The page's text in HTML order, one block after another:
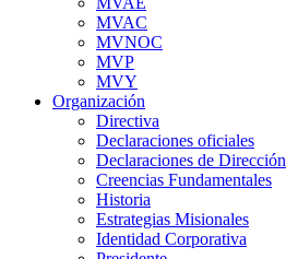
MVAC
MVNOC
MVP
MVY
Organización
Directiva
Declaraciones oficiales
Declaraciones de Dirección
Creencias Fundamentales
Historia
Estrategias Misionales
Identidad Corporativa